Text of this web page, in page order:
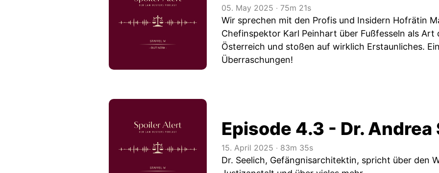
05. May 2025 ‧ 75m 21s
Wir sprechen mit den Profis und Insidern Hofrätin
Chefinspektor Karl Peinhart über Fußfesseln als Art
Österreich und stoßen auf wirklich Erstaunliches.
Überraschungen!
Episode 4.3 - Dr. Andrea
15. April 2025 ‧ 83m 35s
Dr. Seelich, Gefängnisarchitektin, spricht über den